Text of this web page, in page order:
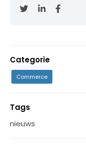
Categorie
Commerce
Tags
nieuws